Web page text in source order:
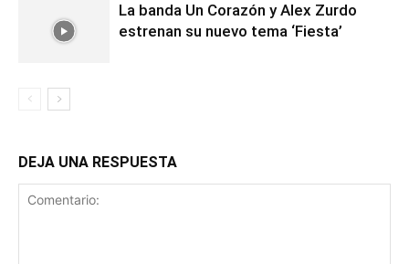
La banda Un Corazón y Alex Zurdo
estrenan su nuevo tema ‘Fiesta’
DEJA UNA RESPUESTA